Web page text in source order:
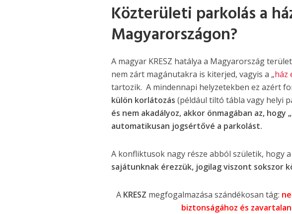
Közterületi parkolás a
Magyarországon?
A magyar KRESZ hatálya a Magyarország
nem zárt magánutakra is kiterjed, vagyis a „ház
tartozik. A mindennapi helyzetekben ez azért
külön korlátozás (például tiltó tábla vagy helyi
és nem akadályoz, akkor önmagában az,
automatikusan jogsértővé a parkolást.
A konfliktusok nagy része abból születik, hogy a
sajátunknak érezzük, jogilag viszont sokszor
A KRESZ megfogalmazása szándékosan tág:
biztonságához és